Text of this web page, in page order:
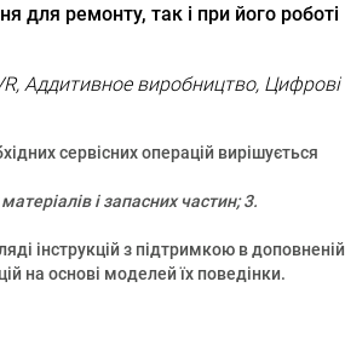
для ремонту, так і при його роботі
Аддитивное виробництво, Цифрові
сервісних операцій вирішується
і запасних частин; 3.
інструкцій з підтримкою в доповненій
на основі моделей їх поведінки.